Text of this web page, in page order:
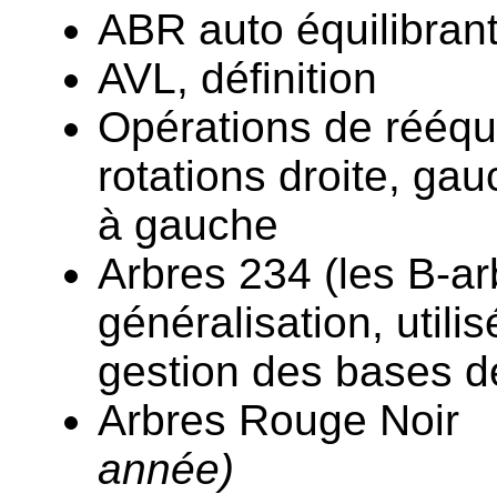
ABR auto
AVL, définition
Opérations de
rotations droite,
à gauche
Arbres 234 (les B-
généralisation,
gestion des bases
Arbres Rouge Noir
année)